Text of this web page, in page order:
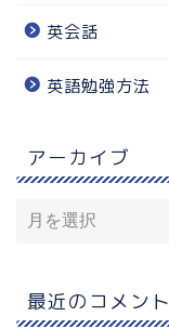
英会話
英語勉強方法
アーカイブ
最近のコメント